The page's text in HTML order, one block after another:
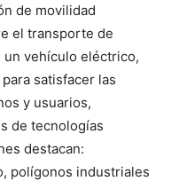
de movilidad
el transporte de
un vehículo eléctrico,
satisfacer las
y usuarios,
de tecnologías
destacan:
polígonos industriales